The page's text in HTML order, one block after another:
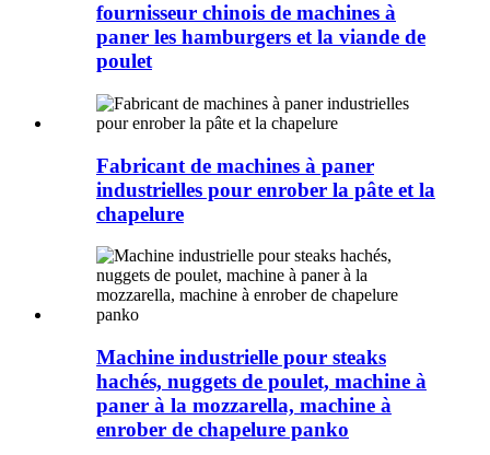
fournisseur chinois de machines à
paner les hamburgers et la viande de
poulet
Fabricant de machines à paner
industrielles pour enrober la pâte et la
chapelure
Machine industrielle pour steaks
hachés, nuggets de poulet, machine à
paner à la mozzarella, machine à
enrober de chapelure panko